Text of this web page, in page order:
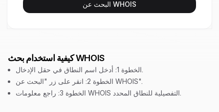
البحث عن WHOIS
كيفية استخدام بحث WHOIS
الخطوة 1: أدخل اسم النطاق في حقل الإدخال.
الخطوة 2: انقر على زر "البحث عن WHOIS".
الخطوة 3: راجع معلومات WHOIS التفصيلية للنطاق المحدد.